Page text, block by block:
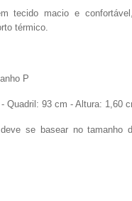
tecido macio e
térmico.
P
Quadril: 93 cm - Altura: 1,60
se basear no tamanho